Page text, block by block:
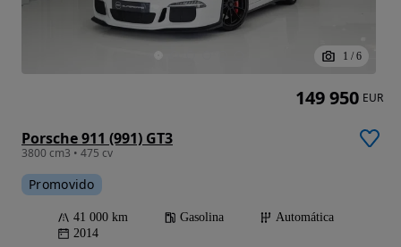
1 / 6
Porsche 911 (991) GT3
3800 cm3 • 475 cv
Promovido
41 000 km Gasolina
Automática
2014
149 950 EUR